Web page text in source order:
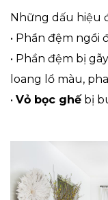
Những dấu hiệu
• Phần đệm ngồi
• Phần đệm bị
loang lổ màu,
• Vỏ bọc ghếbị